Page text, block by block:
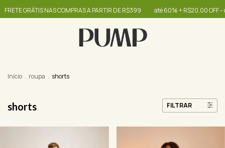
NAS COMPRAS A PARTIR DE R$399 até 60% + R$20,00 OFF - use o cupom
Início . roupa . shorts
shorts FILTRAR